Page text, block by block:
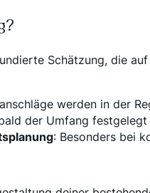
Schätzung, die
werden in der
der Umfang
: Besonders bei